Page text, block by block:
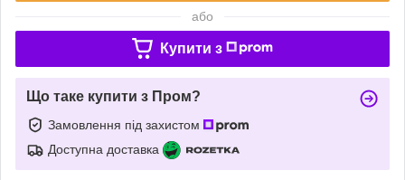
або
Купити з
Що таке купити з Пром?
Замовлення під захистом
Доступна доставка